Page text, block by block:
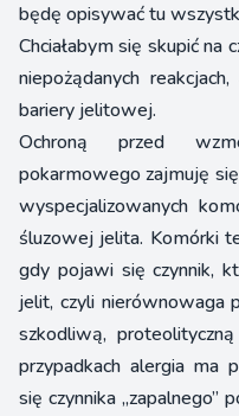
będę opisywać tu
Chciałabym się skupić na
niepożądanych
bariery jelitowej.
Ochroną przed
pokarmowego zajmuję
wyspecjalizowanych
śluzowej jelita. Komórki
gdy pojawi się czynnik,
jelit, czyli nierównowaga
szkodliwą,
przypadkach alergia ma
się czynnika